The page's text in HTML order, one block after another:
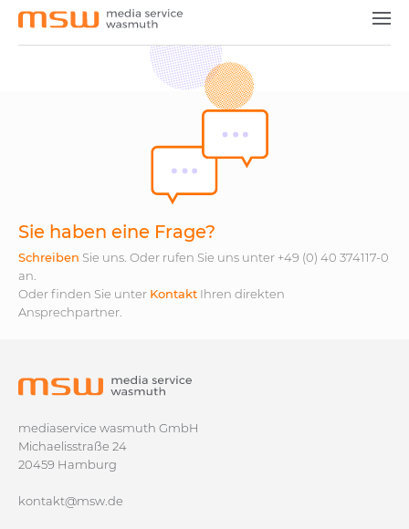
Medien & Vermarkter
Agenturen & Dienstleister
Unsere Produkte
Kontakt
Sie haben eine Frage?
Schreiben Sie uns. Oder rufen Sie uns unter +49 (0) 40 374117-0
an.
Oder finden Sie unter Kontakt Ihren direkten
Ansprechpartner.
mediaservice wasmuth GmbH
Michaelisstraße 24
20459 Hamburg
kontakt@msw.de